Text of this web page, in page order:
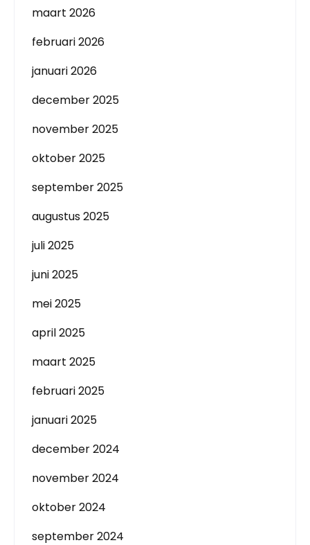
maart 2026
februari 2026
januari 2026
december 2025
november 2025
oktober 2025
september 2025
augustus 2025
juli 2025
juni 2025
mei 2025
april 2025
maart 2025
februari 2025
januari 2025
december 2024
november 2024
oktober 2024
september 2024